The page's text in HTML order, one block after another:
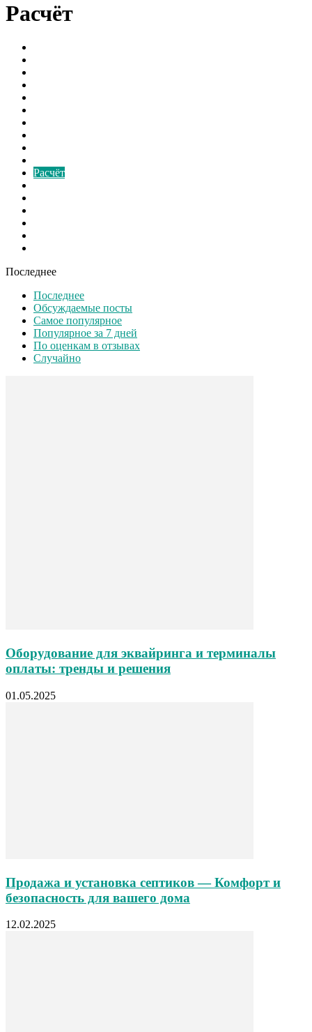
Расчёт
Расчёт
Последнее
Последнее
Обсуждаемые посты
Самое популярное
Популярное за 7 дней
По оценкам в отзывах
Случайно
Оборудование для эквайринга и терминалы
оплаты: тренды и решения
01.05.2025
Продажа и установка септиков — Комфорт и
безопасность для вашего дома
12.02.2025